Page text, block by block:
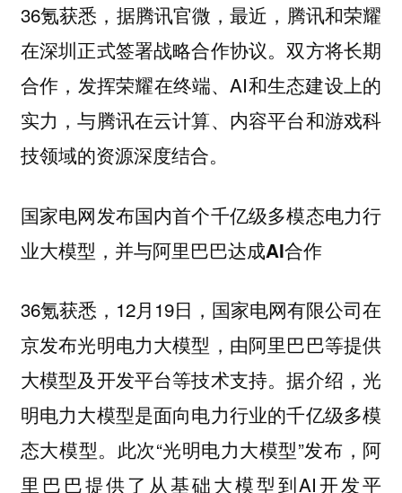
36氪获悉，据腾讯官微，最近，腾讯和荣耀
在深圳正式签署战略合作协议。双方将长期
合作，发挥荣耀在终端、AI和生态建设上的
实力，与腾讯在云计算、内容平台和游戏科
技领域的资源深度结合。
国家电网发布国内首个千亿级多模态电力行
业大模型，并与阿里巴巴达成AI合作
36氪获悉，12月19日，国家电网有限公司在
京发布光明电力大模型，由阿里巴巴等提供
大模型及开发平台等技术支持。据介绍，光
明电力大模型是面向电力行业的千亿级多模
态大模型。此次“光明电力大模型”发布，阿
里巴巴提供了从基础大模型到AI开发平